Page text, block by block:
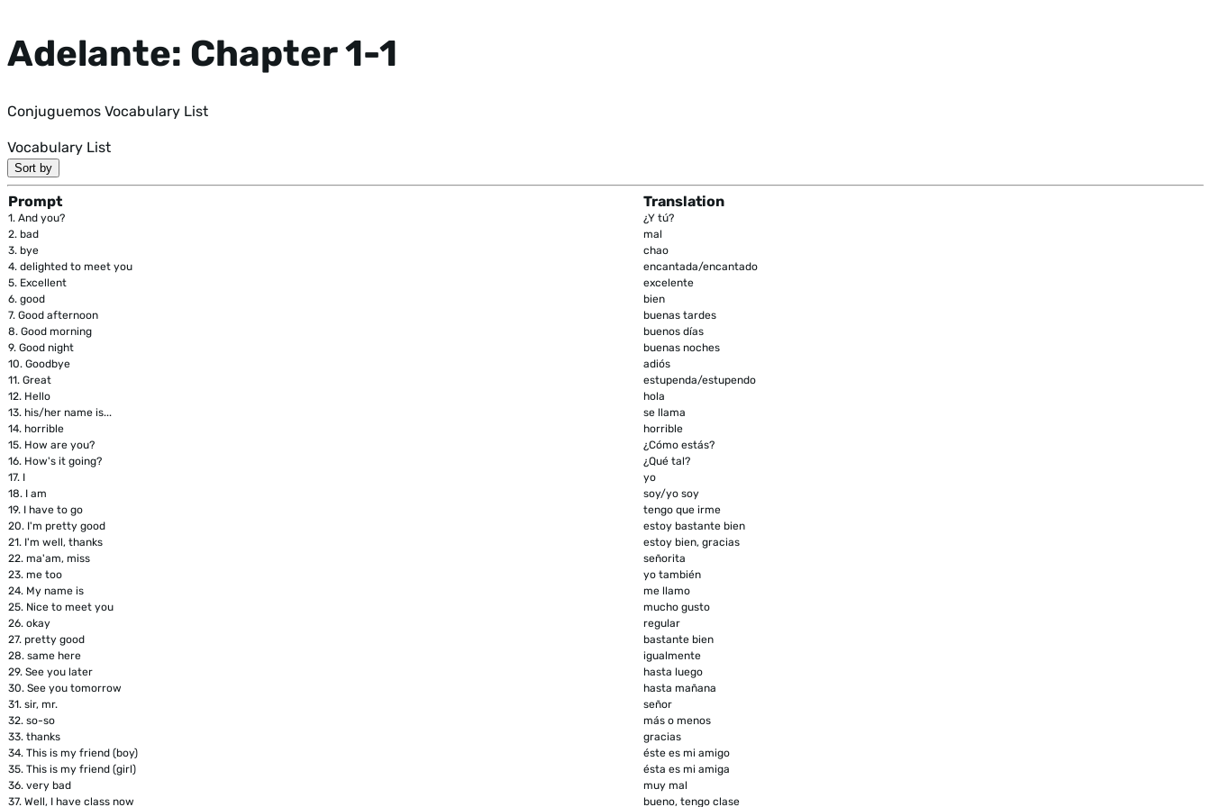
Adelante: Chapter 1-1
Conjuguemos Vocabulary List
Vocabulary List
Sort by
Prompt Translation
1. And you?
¿Y tú?
2. bad
mal
3. bye
chao
4. delighted to meet you
encantada/encantado
5. Excellent
excelente
6. good
bien
7. Good afternoon
buenas tardes
8. Good morning
buenos días
9. Good night
buenas noches
10. Goodbye
adiós
11. Great
estupenda/estupendo
12. Hello
hola
13. his/her name is...
se llama
14. horrible
horrible
15. How are you?
¿Cómo estás?
16. How's it going?
¿Qué tal?
17. I
yo
18. I am
soy/yo soy
19. I have to go
tengo que irme
20. I'm pretty good
estoy bastante bien
21. I'm well, thanks
estoy bien, gracias
22. ma'am, miss
señorita
23. me too
yo también
24. My name is
me llamo
25. Nice to meet you
mucho gusto
26. okay
regular
27. pretty good
bastante bien
28. same here
igualmente
29. See you later
hasta luego
30. See you tomorrow
hasta mañana
31. sir, mr.
señor
32. so-so
más o menos
33. thanks
gracias
34. This is my friend (boy)
éste es mi amigo
35. This is my friend (girl)
ésta es mi amiga
36. very bad
muy mal
37. Well, I have class now bueno, tengo clase